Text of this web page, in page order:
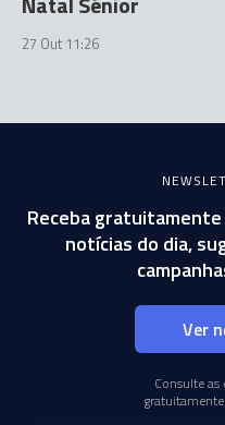
27 Out 11:26
Receba
notícias do dia,
Ver
Consulte